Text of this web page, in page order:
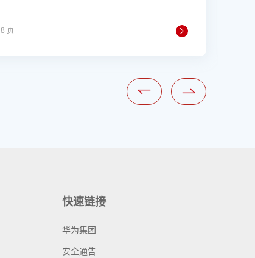
8 页
快速链接
华为集团
安全通告